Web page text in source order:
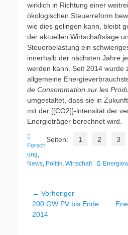
wirklich in Richtung einer
ökologischen Steuerreform
wie dies gelingen kann, bleibt
der aktuellen Wirtschaftslage
Steuerbelastung ein
innerhalb der nächsten Jahre
werden kann. Seit 2014 wurde
allgemeine
de Consommation sur les
umgestaltet, dass sie in
mit der [[CO2]]-lntensität der
Energieträger berechnet wird.
Seiten: 1 2 3
Kategorien
Forsch
ung,
News, Politik, Wirtschaft
Beitragsnavigation
← Vorheriger
Vorheriger
Beitrag:
200 GW PV bis Ende
2014